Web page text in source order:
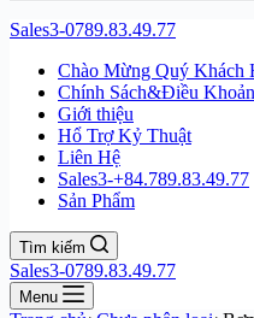
Sales3-0789.83.49.77
Chào Mừng Quý Khách
Chính Sách&Điều Khoản
Giới thiệu
Hổ Trợ Kỷ Thuật
Liên Hệ
Sales3-+84.789.83.49.77
Sản Phẩm
Tìm kiếm
Sales3-0789.83.49.77
Menu